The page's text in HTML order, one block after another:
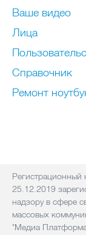
Ваше видео
Лица
Справочник
Ремонт
25.12.2019
надзору в сфере
массовых
"Медиа